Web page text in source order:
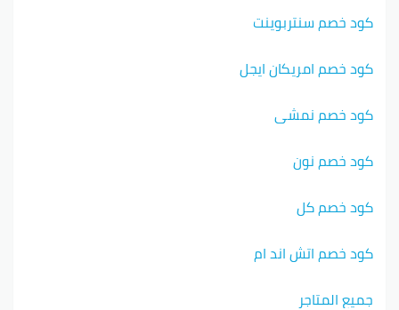
كود خصم سنتربوينت
كود خصم امريكان ايجل
كود خصم نمشي
كود خصم نون
كود خصم كل
كود خصم اتش اند ام
جميع المتاجر